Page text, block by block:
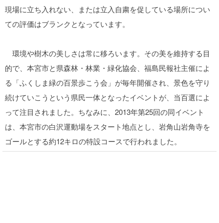
現場に立ち入れない、または立入自粛を促している場所につい
ての評価はブランクとなっています。
環境や樹木の美しさは常に移ろいます。その美を維持する目
的で、本宮市と県森林・林業・緑化協会、福島民報社主催によ
る「ふくしま緑の百景歩こう会」が毎年開催され、景色を守り
続けていこうという県民一体となったイベントが、当百選によ
って注目されました。ちなみに、2013年第25回の同イベント
は、本宮市の白沢運動場をスタート地点とし、岩角山岩角寺を
ゴールとする約12キロの特設コースで行われました。